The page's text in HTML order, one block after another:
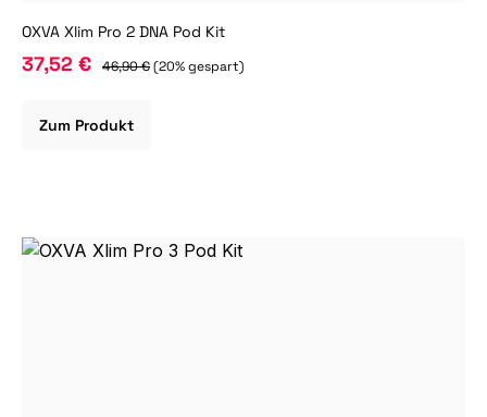
OXVA Xlim Pro 2 DNA Pod Kit
37,52 € 46,90 €(20% gespart)
Zum Produkt